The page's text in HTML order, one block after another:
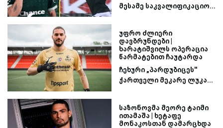
მესამე საკვალიფიკაციო...
უფრო ძლიერი
დავბრუნდები |
ხარატიშვილს ოპერაცია
წარმატებით ჩაუტარდა
ჩეხური „პარდუბიცეს''
ქართველი მეკარე ლუკა...
საზონოვმა მეორე ტაიმი
ითამაშა | ხეტაფე
მონაკოსთან დამარცხდა